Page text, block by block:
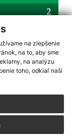
na zlepšenie
na to, aby sme
na analýzu
toho, odkiaľ naši
s využitím RSS
stránok,web portál
domény